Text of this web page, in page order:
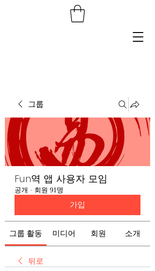
그룹
Fun역 앱 사용자 모임
공개 · 회원 91명
가입
그룹 활동 미디어 회원 소개
뒤로